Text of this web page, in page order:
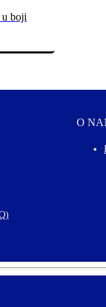
u boji
O